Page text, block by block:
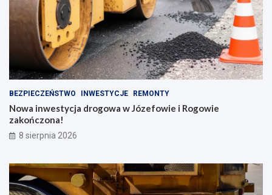
BEZPIECZEŃSTWO INWESTYCJE REMONTY
Nowa inwestycja drogowa w Józefowie i Rogowie
zakończona!
8 sierpnia 2026